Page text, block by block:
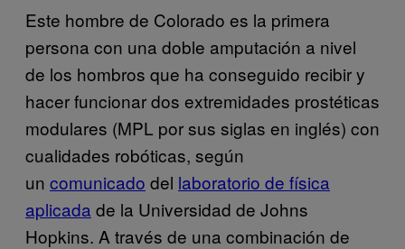
Este hombre de Colorado es la primera
persona con una doble amputación a nivel
de los hombros que ha conseguido recibir y
hacer funcionar dos extremidades prostéticas
modulares (MPL por sus siglas en inglés) con
cualidades robóticas, según
un comunicado del laboratorio de física
aplicada de la Universidad de Johns
Hopkins. A través de una combinación de